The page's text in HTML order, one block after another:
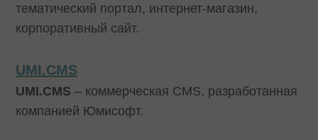
тематический портал, интернет-магазин,
корпоративный сайт.
UMI.CMS
UMI.CMS– коммерческая CMS, разработанная
компанией Юмисофт.